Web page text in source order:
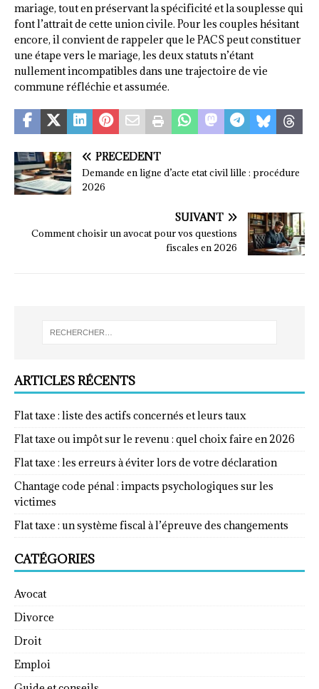
mariage, tout en préservant la spécificité et la souplesse qui
font l’attrait de cette union civile. Pour les couples hésitant
encore, il convient de rappeler que le PACS peut constituer
une étape vers le mariage, les deux statuts n’étant
nullement incompatibles dans une trajectoire de vie
commune réfléchie et assumée.
PRÉCÉDENT
Demande en ligne d’acte etat civil lille : procédure
2026
SUIVANT
Comment choisir un avocat pour vos questions
fiscales en 2026
ARTICLES RÉCENTS
Flat taxe : liste des actifs concernés et leurs taux
Flat taxe ou impôt sur le revenu : quel choix faire en 2026
Flat taxe : les erreurs à éviter lors de votre déclaration
Chantage code pénal : impacts psychologiques sur les
victimes
Flat taxe : un système fiscal à l’épreuve des changements
CATÉGORIES
Avocat
Divorce
Droit
Emploi